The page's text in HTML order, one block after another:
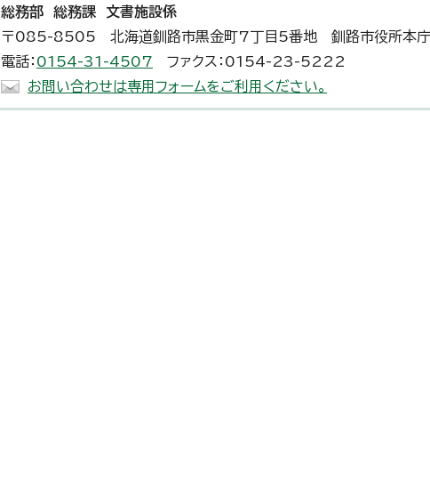
総務部 総務課 文書施設係
〒085-8505 北海道釧路市黒金町7丁目5番地 釧路市役所本
電話： 0154-31-4507 ファクス：0154-23-5222
お問い合わせは専用フォームをご利用ください。